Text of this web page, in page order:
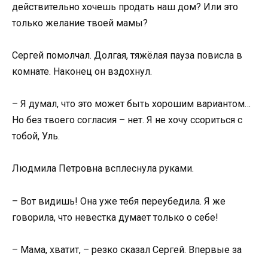
действительно хочешь продать наш дом? Или это
только желание твоей мамы?
Сергей помолчал. Долгая, тяжёлая пауза повисла в
комнате. Наконец он вздохнул.
– Я думал, что это может быть хорошим вариантом…
Но без твоего согласия – нет. Я не хочу ссориться с
тобой, Уль.
Людмила Петровна всплеснула руками.
– Вот видишь! Она уже тебя переубедила. Я же
говорила, что невестка думает только о себе!
– Мама, хватит, – резко сказал Сергей. Впервые за